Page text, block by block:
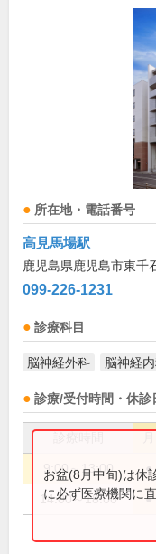
所在地・電話番号
高見馬場駅
鹿児島県鹿児島市東千
099-226-1231
診療科目
脳神経外科 脳神経
診療/受付時間・休診
9:00～13:00 ●
14:00～18:00 ●
お盆(8月中旬)は休
に必ず医療機関に